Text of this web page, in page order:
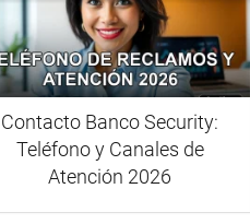
Contacto Banco Security:
Teléfono y Canales de
Atención 2026